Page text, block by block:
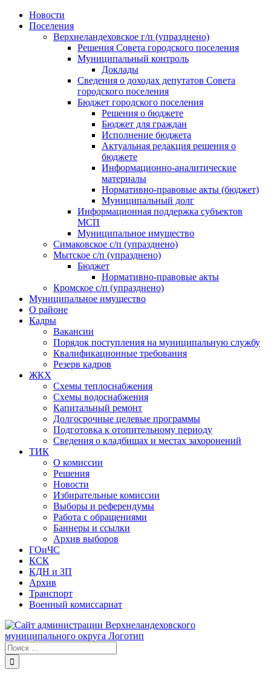
Skip
Новости
Поселения
Верхнеландеховское г/п (упразднено)
Решения Совета городского поселения
Муниципальный контроль
Доклады
Сведения о доходах депутатов Совета
городского поселения
Бюджет городского поселения
Решения о бюджете
Бюджет для граждан
Исполнение бюджета
Актуальная редакция решения о
бюджете
Информационно-аналитические
материалы
Нормативно-правовые акты (бюджет)
Муниципальный долг
Информационная поддержка субъектов
МСП
Муниципальное имущество
Симаковское с/п (упразднено)
Мытское с/п (упразднено)
Бюджет
Нормативно-правовые акты
Кромское с/п (упразднено)
Муниципальное имущество
О районе
Кадры
Вакансии
Порядок поступления на муниципальную службу
Квалификационные требования
Резерв кадров
ЖКХ
Схемы теплоснабжения
Схемы водоснабжения
Капитальный ремонт
Долгосрочные целевые программы
Подготовка к отопительному периоду
Сведения о кладбищах и местах захоронений
ТИК
О комиссии
Решения
Новости
Избирательные комиссии
Выборы и референдумы
Работа с обращениями
Баннеры и ссылки
Архив выборов
ГОиЧС
КСК
КДН и ЗП
Архив
Транспорт
Военный комиссариат
Результат
поиска: